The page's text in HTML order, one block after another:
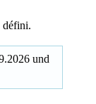
défini.
und